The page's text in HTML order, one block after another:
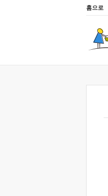
홈으로